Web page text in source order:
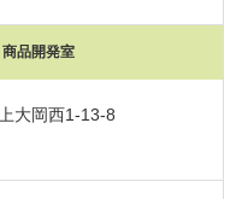
品開発室
大岡西1-13-8